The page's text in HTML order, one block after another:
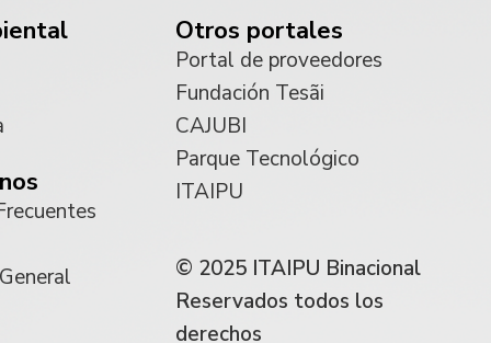
Otros portales
Portal de proveedores
Fundación Tesãi
CAJUBI
Parque Tecnológico
ITAIPU
© 2025 ITAIPU Binacional
Reservados todos los
derechos